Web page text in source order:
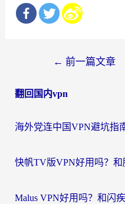
导
← 前一篇文章
翻回国内vpn